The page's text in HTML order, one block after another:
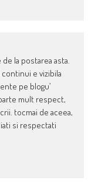
la postarea asta.
e vizibila
pe blogu’
mult respect,
tocmai de aceea,
si respectati